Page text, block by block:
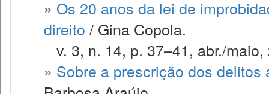
» Os 20 anos da lei de
direito / Gina Copola.
v. 3, n. 14, p. 37–41, abr./maio,
» Sobre a prescrição dos